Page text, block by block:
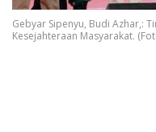
Gebyar Sipenyu, Budi Azhar,:
Kesejahteraan Masyarakat.